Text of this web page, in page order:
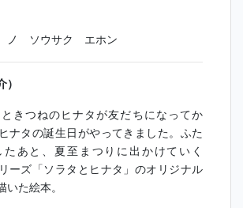
ノ ソウサク エホン
きつねのヒナタが友だちになってか
ナタの誕生日がやってきました。ふた
たあと、夏至まつりに出かけていく
ーズ「ソラタとヒナタ」のオリジナル
いた絵本。